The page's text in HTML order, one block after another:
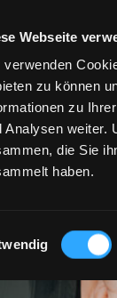
Webseite
verwenden
zu können
zu
Analysen weiter.
die Sie
haben.